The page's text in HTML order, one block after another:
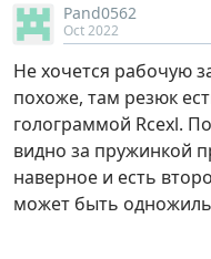
Pand0562
Oct 2022
Не хочется рабочую
похоже, там резюк
голограммой Rcexl.
видно за пружинкой
наверное и есть
может быть